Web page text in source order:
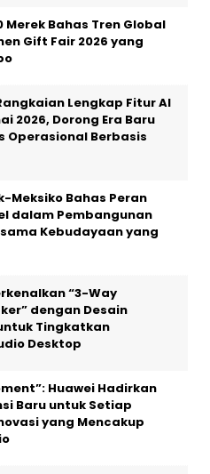
Merek Bahas Tren Global
Gift Fair 2026 yang
Lengkap Fitur AI
2026, Dorong Era Baru
Operasional Berbasis
Meksiko Bahas Peran
dalam Pembangunan
Kebudayaan yang
“3-Way
dengan Desain
Tingkatkan
Desktop
Huawei Hadirkan
Baru untuk Setiap
yang Mencakup